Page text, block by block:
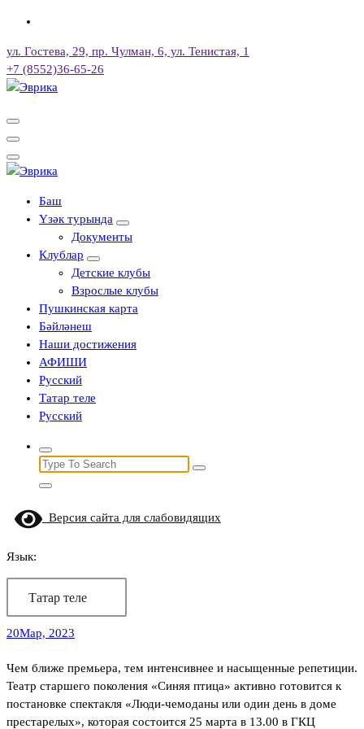
Skip
content
ул. Гостева, 29, пр. Чулман, 6, ул. Тенистая, 1
+7 (8552)36-65-26
Городской культурный центр, г. Набережные Челны
Городской культурный центр, г. Набережные Челны
Баш
Үзәк турында
Документы
Клублар
Детские клубы
Взрослые клубы
Пушкинская карта
Бәйләнеш
Наши достижения
АФИШИ
Русский
Татар теле
Русский
Search
for:
Версия сайта для слабовидящих
Язык:
Татар теле
20Мар, 2023
Чем ближе премьера, тем интенсивнее и насыщенные репетиции.
Театр старшего поколения «Синяя птица» активно готовится к
постановке спектакля «Люди-чемоданы или один день в доме
престарелых», которая состоится 25 марта в 13.00 в ГКЦ